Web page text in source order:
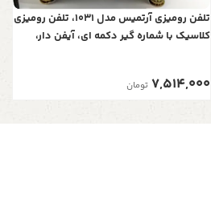
تلفن رومیزی آرتمیس مدل 1031، تلفن رومیزی
کلاسیک با شماره گیر دکمه ای، آیفن دار،
7,514,000 تومان